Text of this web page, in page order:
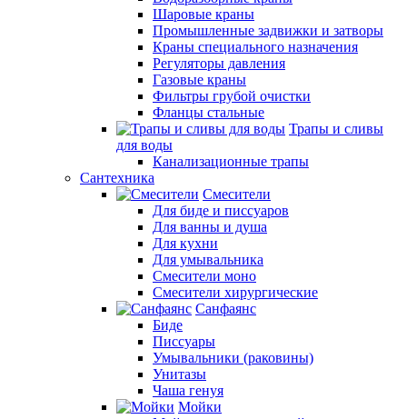
Шаровые краны
Промышленные задвижки и затворы
Краны специального назначения
Регуляторы давления
Газовые краны
Фильтры грубой очистки
Фланцы стальные
Трапы и сливы
для воды
Канализационные трапы
Сантехника
Смесители
Для биде и писсуаров
Для ванны и душа
Для кухни
Для умывальника
Смесители моно
Смесители хирургические
Санфаянс
Биде
Писсуары
Умывальники (раковины)
Унитазы
Чаша генуя
Мойки